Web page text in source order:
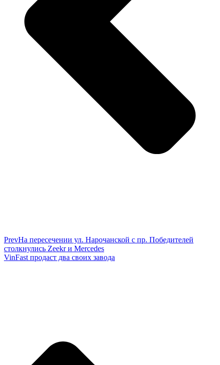
PrevНа пересечении ул. Нарочанской с пр. Победителей
столкнулись Zeekr и Mercedes
VinFast продаст два своих завода